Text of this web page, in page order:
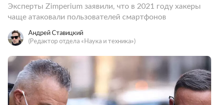
Эксперты Zimperium заявили, что в 2021 году хакеры
чаще атаковали пользователей смартфонов
Андрей Ставицкий
(Редактор отдела «Наука и техника»)